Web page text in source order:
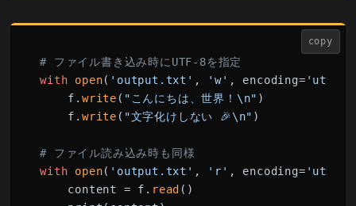
copy
# ファイル書き込み時にUTF-8を指定
with
open( 'output.txt' , 'w' , encoding= 'utf-8'
    f.
write ( "こんにちは、世界！\n" )
    f.
write ( "文字化けしない 🎉\n" )
# ファイル読み込み時も同様
with
open( 'output.txt' , 'r' , encoding= 'utf-8'
    content = f.
read ()